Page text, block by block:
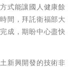
式能讓國人健康餘
間，拜託衛福部大
成，期盼中心盡快
新興開發的技術非